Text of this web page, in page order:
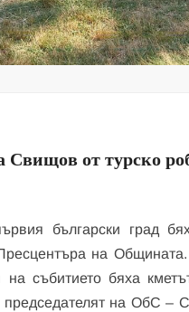
Свищов от турско
български град
на Общината.
събитието бяха
на ОбС –